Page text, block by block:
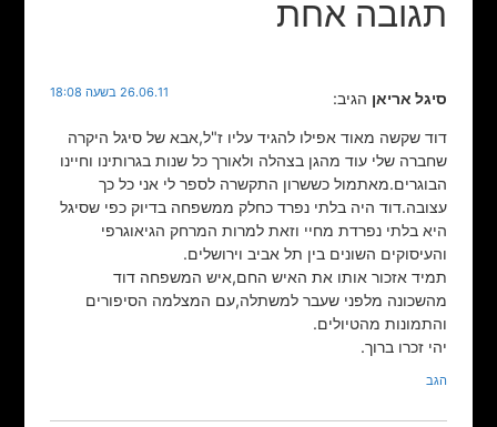
תגובה אחת
סיגל אריאן הגיב: 26.06.11 בשעה 18:08
דוד שקשה מאוד אפילו להגיד עליו ז"ל,אבא של סיגל היקרה
שחברה שלי עוד מהגן בצהלה ולאורך כל שנות בגרותינו וחיינו
הבוגרים.מאתמול כששרון התקשרה לספר לי אני כל כך
עצובה.דוד היה בלתי נפרד כחלק ממשפחה בדיוק כפי שסיגל
היא בלתי נפרדת מחיי וזאת למרות המרחק הגיאוגרפי
והעיסוקים השונים בין תל אביב וירושלים.
תמיד אזכור אותו את האיש החם,איש המשפחה דוד
מהשכונה מלפני שעבר למשתלה,עם המצלמה הסיפורים
והתמונות מהטיולים.
יהי זכרו ברוך.
הגב